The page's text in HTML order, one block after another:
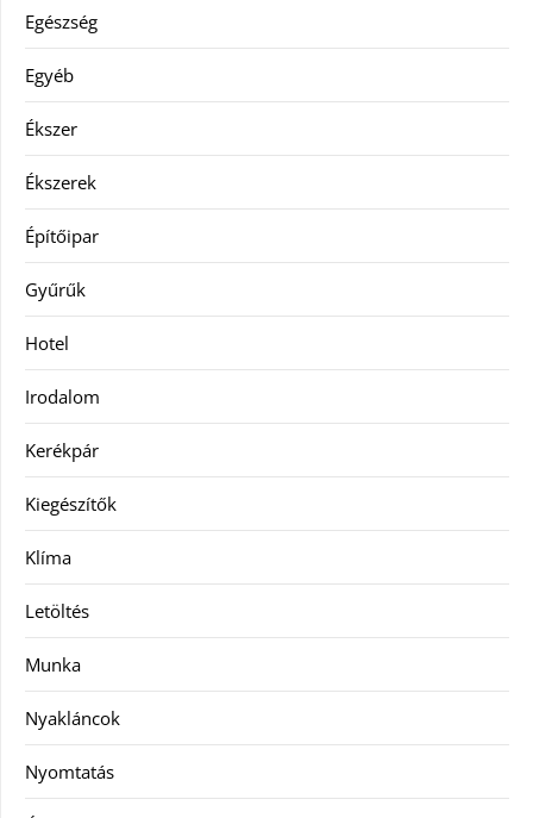
Egészség
Egyéb
Ékszer
Ékszerek
Építőipar
Gyűrűk
Hotel
Irodalom
Kerékpár
Kiegészítők
Klíma
Letöltés
Munka
Nyakláncok
Nyomtatás